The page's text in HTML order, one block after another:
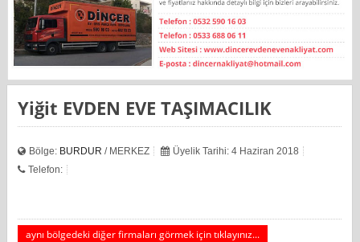
Yiğit EVDEN EVE TAŞIMACILIK
Bölge: BURDUR / MERKEZ
Üyelik Tarihi: 4 Haziran 2018
Telefon:
aynı bölgedeki diğer firmaları görmek için tıklayınız...